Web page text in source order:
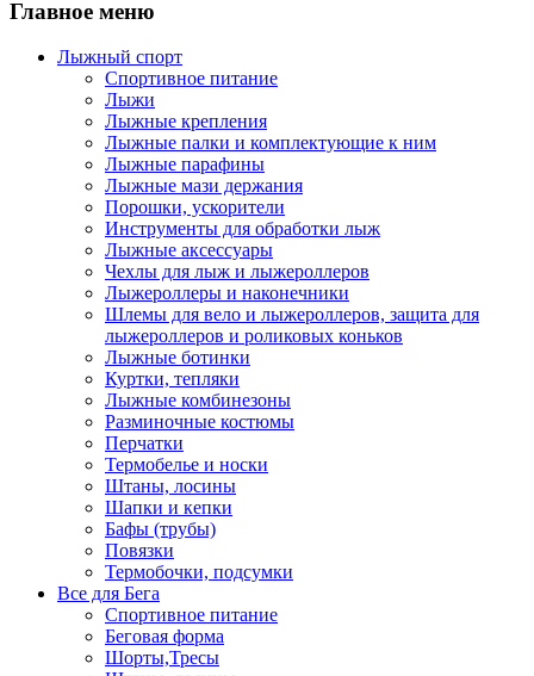
Главное меню
Лыжный спорт
Спортивное питание
Лыжи
Лыжные крепления
Лыжные палки и комплектующие к ним
Лыжные парафины
Лыжные мази держания
Порошки, ускорители
Инструменты для обработки лыж
Лыжные аксессуары
Чехлы для лыж и лыжероллеров
Лыжероллеры и наконечники
Шлемы для вело и лыжероллеров, защита для
лыжероллеров и роликовых коньков
Лыжные ботинки
Куртки, тепляки
Лыжные комбинезоны
Разминочные костюмы
Перчатки
Термобелье и носки
Штаны, лосины
Шапки и кепки
Бафы (трубы)
Повязки
Термобочки, подсумки
Все для Бега
Спортивное питание
Беговая форма
Шорты,Тресы